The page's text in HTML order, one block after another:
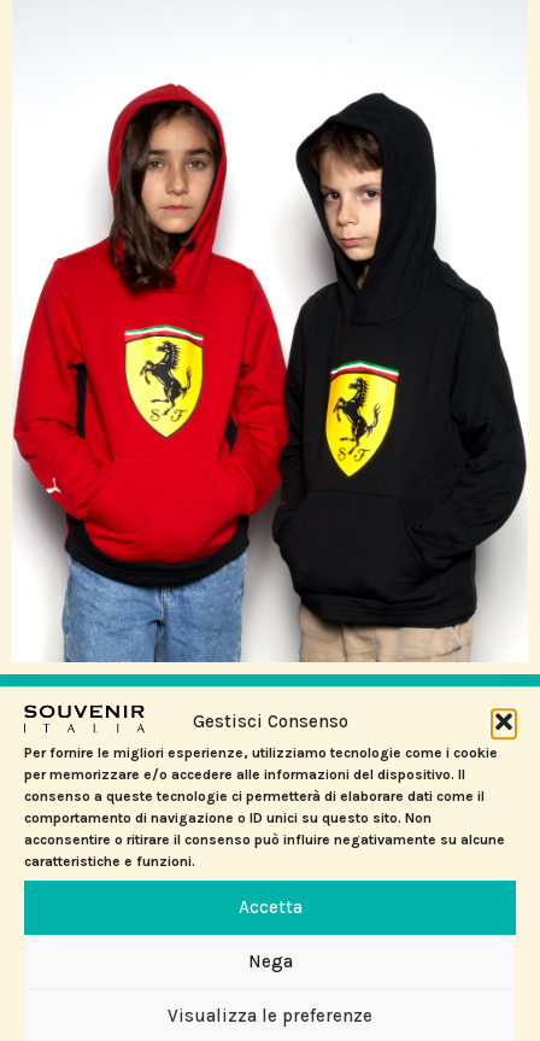
Gestisci Consenso
Per fornire le migliori esperienze, utilizziamo tecnologie come i cookie
per memorizzare e/o accedere alle informazioni del dispositivo. Il
consenso a queste tecnologie ci permetterà di elaborare dati come il
comportamento di navigazione o ID unici su questo sito. Non
acconsentire o ritirare il consenso può influire negativamente su alcune
caratteristiche e funzioni.
Accetta
Nega
Visualizza le preferenze
PRODOTTI CORRELATI